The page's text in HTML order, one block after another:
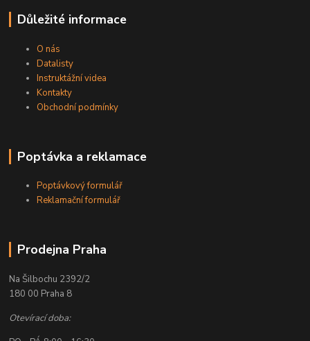
Důležité informace
O nás
Datalisty
Instruktážní videa
Kontakty
Obchodní podmínky
Poptávka a reklamace
Poptávkový formulář
Reklamační formulář
Prodejna Praha
Na Šilbochu 2392/2
180 00 Praha 8
Otevírací doba: